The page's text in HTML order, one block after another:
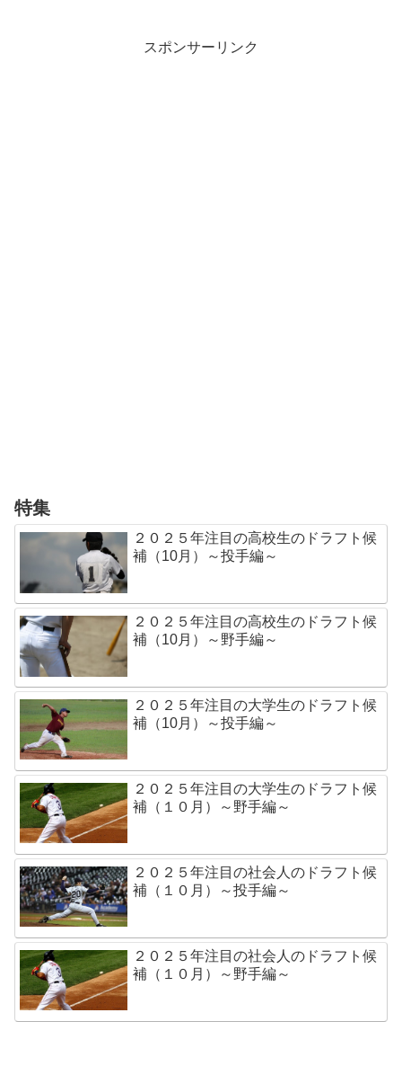
スポンサーリンク
特集
２０２５年注目の高校生のドラフト候
補（10月）～投手編～
２０２５年注目の高校生のドラフト候
補（10月）～野手編～
２０２５年注目の大学生のドラフト候
補（10月）～投手編～
２０２５年注目の大学生のドラフト候
補（１０月）～野手編～
２０２５年注目の社会人のドラフト候
補（１０月）～投手編～
２０２５年注目の社会人のドラフト候
補（１０月）～野手編～